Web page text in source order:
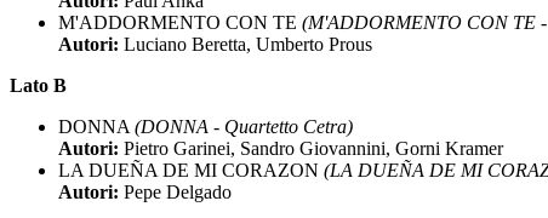
M'ADDORMENTO CON TE (M'ADDORMENTO CON TE
Autori: Luciano Beretta, Umberto Prous
Lato B
DONNA (DONNA - Quartetto Cetra)
Autori: Pietro Garinei, Sandro Giovannini, Gorni Kramer
LA DUEÑA DE MI CORAZON (LA DUEÑA DE MI
Autori: Pepe Delgado